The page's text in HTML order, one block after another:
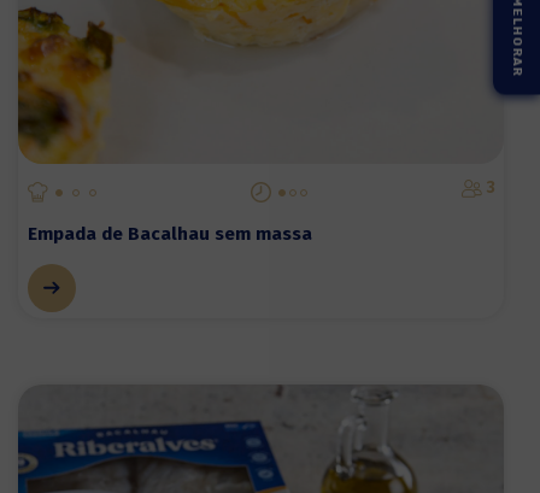
3
Empada de Bacalhau sem massa